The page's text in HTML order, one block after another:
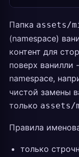
Папка assets/
(namespace)
контент для
поверх ванилли
namespace,
чистой замены
только assets/
Правила
только